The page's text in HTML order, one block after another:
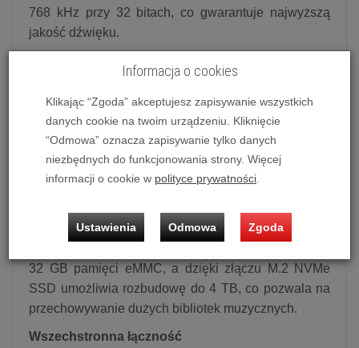
768 kHz przy 32 bitach, co gwarantuje najwyższą
jakość dźwięku.
DMP-A6 Gen 2 posiada w pełni zbalansowany
projekt od dekodowania po wyjście, obsługujący
złącza XLR i RCA, co zapewnia niższe
zniekształcenia oraz większy zakres dynamiczny.
Urządzenie doskonale współpracuje z
wzmacniaczami mocy i aktywnymi głośnikami,
Pamięć i rozszerzalność
32 GB pamięci eMMC, a dzięki złączu M.2 NVMe
SSD umożliwia rozbudowę do 4 TB, co pozwala na
przechowywanie dużych bibliotek muzycznych.
Wszechstronna łączność
Informacja o cookies
Klikając “Zgoda” akceptujesz zapisywanie wszystkich
danych cookie na twoim urządzeniu. Kliknięcie
“Odmowa” oznacza zapisywanie tylko danych
niezbędnych do funkcjonowania strony. Więcej
informacji o cookie w polityce prywatności
Ustawienia Odmowa Zgoda